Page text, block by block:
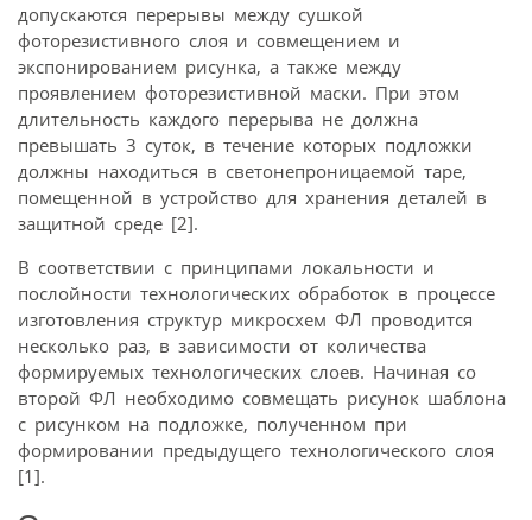
допускаются перерывы между сушкой
фоторезистивного слоя и совмещением и
экспонированием рисунка, а также между
проявлением фоторезистивной маски. При этом
длительность каждого перерыва не должна
превышать 3 суток, в течение которых подложки
должны находиться в светонепроницаемой таре,
помещенной в устройство для хранения деталей в
защитной среде [2].
В соответствии с принципами локальности и
послойности технологических обработок в процессе
изготовления структур микросхем ФЛ проводится
несколько раз, в зависимости от количества
формируемых технологических слоев. Начиная со
второй ФЛ необходимо совмещать рисунок шаблона
с рисунком на подложке, полученном при
формировании предыдущего технологического слоя
[1].